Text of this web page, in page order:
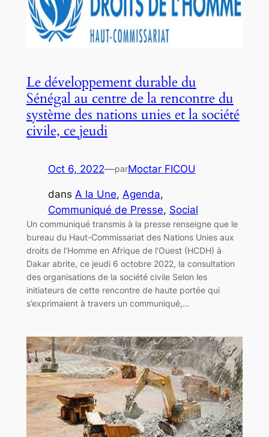
Le développement durable du
Sénégal au centre de la rencontre du
système des nations unies et la société
civile, ce jeudi
Oct 6, 2022—parMoctar FICOU
dans A la Une, Agenda
Communiqué de Presse, Social
Un communiqué transmis à la presse renseigne que le
bureau du Haut-Commissariat des Nations Unies aux
droits de l’Homme en Afrique de l’Ouest (HCDH) à
Dakar abrite, ce jeudi 6 octobre 2022, la consultation
des organisations de la société civile Selon les
initiateurs de cette rencontre de haute portée qui
s’exprimaient à travers un communiqué,…